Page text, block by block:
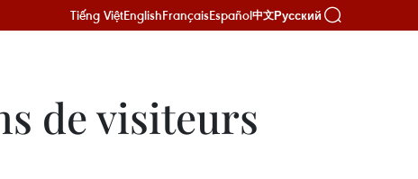
Tiếng ViệtEnglishFrançaisEspañol中文Русский
de visiteurs